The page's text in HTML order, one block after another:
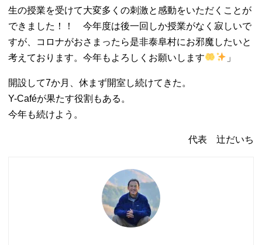
生の授業を受けて大変多くの刺激と感動をいただくことが
できました！！ 今年度は後一回しか授業がなく寂しいで
すが、コロナがおさまったら是非泰阜村にお邪魔したいと
考えております。今年もよろしくお願いします
」
開設して7か月、休まず開室し続けてきた。
Y-Caféが果たす役割もある。
今年も続けよう。
代表 辻だいち